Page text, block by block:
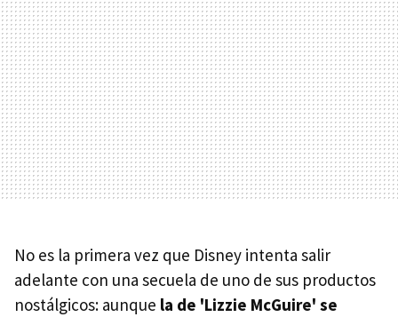
No es la primera vez que Disney intenta salir
adelante con una secuela de uno de sus productos
nostálgicos: aunque la de 'Lizzie McGuire' se